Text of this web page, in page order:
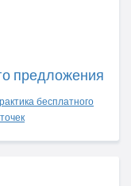
предложения
бесплатного